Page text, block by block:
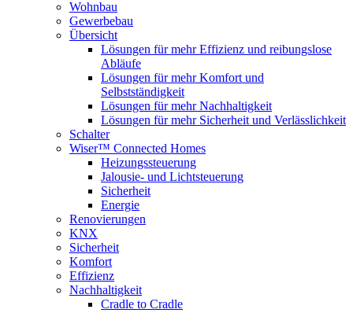
Wohnbau
Gewerbebau
Übersicht
Lösungen für mehr Effizienz und reibungslose
Abläufe
Lösungen für mehr Komfort und
Selbstständigkeit
Lösungen für mehr Nachhaltigkeit
Lösungen für mehr Sicherheit und Verlässlichkeit
Schalter
Wiser™ Connected Homes
Heizungssteuerung
Jalousie- und Lichtsteuerung
Sicherheit
Energie
Renovierungen
KNX
Sicherheit
Komfort
Effizienz
Nachhaltigkeit
Cradle to Cradle